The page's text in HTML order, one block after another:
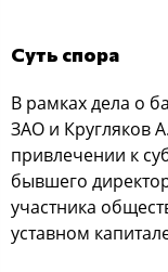
Суть спора
В рамках дела о
ЗАО и Кругляков
привлечении к
бывшего
участника
уставном